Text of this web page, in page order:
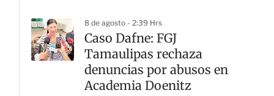
8 de agosto - 2:39 Hrs
Caso Dafne: FGJ
Tamaulipas rechaza
denuncias por abusos en
Academia Doenitz